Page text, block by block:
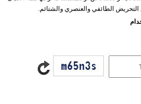
التحريض الطائفي والعنصري والشتائم.